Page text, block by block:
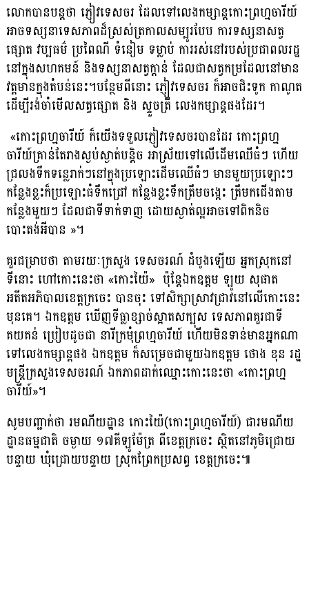
លោកបានបន្តថា ភ្ញៀវទេសចរ ដែលទៅលេងកម្សាន្តកោះព្រហ្មចារីយ៍
អាចទស្សនាទេសភាពដ៏ស្រស់ត្រកាលសម្បូរបែប ការទស្សនាសត្វ
ផ្សោត វប្បធម៌ ប្រពៃណី ទំនៀម ទម្លាប់ ការរស់នៅរបស់ប្រជាពលរដ្ឋ
នៅក្នុងសហគមន៍ និងទស្សនាសត្វក្ដាន់ ដែលជាសត្វកម្រដែលនៅមាន
វត្តមានក្នុងតំបន់នេះ។បន្ថែមពីនោះ ភ្ញៀវទេសចរ ក៏អាចជិះទូក កាណូត
ដើម្បីរង់ចាំមើលសត្វផ្សោត និង ស្ទួចត្រី លេងកម្សាន្តផងដែរ។
«កោះព្រហ្មចារីយ៍ ក៏យើងទទួលភ្ញៀវទេសចរបានដែរ កោះព្រហ្ម
ចារីយ៍គ្រាន់តែរាងស្ងប់ស្ងាត់បន្តិច អាស្រ័យទៅលើដើមឈើធំៗ ហើយ
ជ្រលងទឹកទន្លេរាក់ៗនៅក្នុងប្រឡោះដើមឈើធំៗ មានមួយប្រឡោះៗ
កន្លែងខ្លះក៏ប្រឡោះធំទឹកជ្រៅ កន្លែងខ្លះទឹកត្រឹមចង្កេះ ត្រឹមកជើងតាម
កន្លែងមួយៗ ដែលជាទីទាក់ទាញ ដោយស្ងាត់ល្អអាចទៅពិកនិច
បោះតង់អីបាន »។
គួរជម្រាបថា តាមរយៈក្រសួង ទេសចរណ៍ ដំបូងឡើយ អ្នកស្រុកនៅ
ទីនោះ ហៅកោះនេះថា «កោះយ៉ៃ» ប៉ុន្តែឯកឧត្តម ឡូយ សុផាត
អតីតអភិបាលខេត្តក្រចេះ បានចុះ ទៅសិក្សាស្រាវជ្រាវនៅលើកោះនេះ
មុនគេ។ ឯកឧត្តម ឃើញទីធ្លាខ្សាច់ស្អាតសក្បុស ទេសភាពគួរជាទី
គយគន់ ប្រៀបដូចជា នារីក្រមុំព្រហ្មចារីយ៍ ហើយមិនទាន់មានអ្នកណា
ទៅលេងកម្សាន្តផង ឯកឧត្តម ក៏សម្រេចជាមួយឯកឧត្តម ថោង ខុន រដ្ឋ
មន្ត្រីក្រសួងទេសចរណ៍ ឯកភាពដាក់ឈ្មោះកោះនេះថា «កោះព្រហ្ម
ចារីយ៍»។
សូមបញ្ជាក់ថា រមណីយដ្ឋាន កោះយ៉ៃ(កោះព្រហ្មចារីយ៍) ជារមណីយ
ដ្ឋានធម្មជាតិ ចម្ងាយ ១៧គីឡូម៉ែត្រ ពីខេត្តក្រចេះ ស្ថិតនៅភូមិជ្រោយ
បន្ទាយ ឃុំជ្រោយបន្ទាយ ស្រុកព្រែកប្រសព្វ ខេត្តក្រចេះ៕